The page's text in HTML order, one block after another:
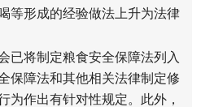
等形成的经验做法上升为法律
已将制定粮食安全保障法列入
保障法和其他相关法律制定修
为作出有针对性规定。此外，